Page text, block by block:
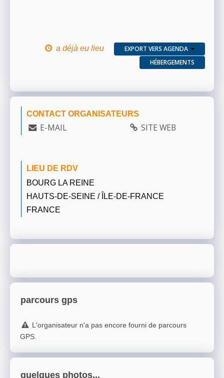
a déjà eu lieu
EXPORT VERS AGENDA
HÉBERGEMENTS
CONTACT ORGANISATEURS
E-MAIL SITE WEB
LIEU DE RDV
BOURG LA REINE
HAUTS-DE-SEINE / ÎLE-DE-FRANCE
FRANCE
parcours gps
L'organisateur n'a pas encore fourni de parcours
GPS.
quelques photos...